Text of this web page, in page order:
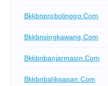
Bkkbnprobolinggo.com
Bkkbnsingkawang.com
Bkkbnbanjarmasin.com
Bkkbnbalikpapan.com